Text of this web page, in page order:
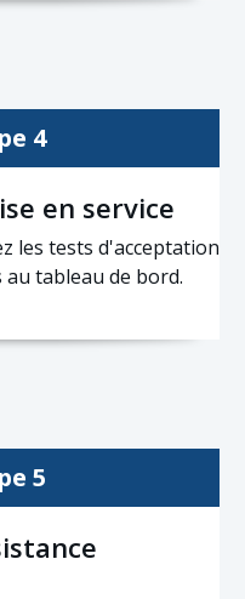
4
en service
les tests d'acceptation
au tableau de bord.
5